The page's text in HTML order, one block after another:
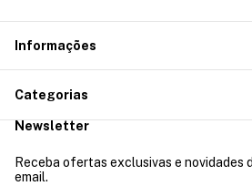
Informações
Categorias
Newsletter
Receba ofertas exclusivas e novidades
email.